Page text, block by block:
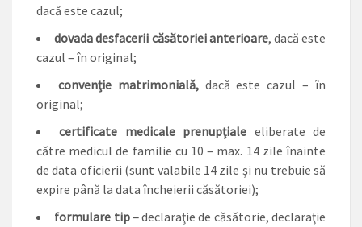
dacă este cazul;
dovada desfacerii căsătoriei anterioare, dacă este
cazul – în original;
convenţie matrimonială, dacă este cazul – în
original;
certificate medicale prenupţiale eliberate de
către medicul de familie cu 10 – max. 14 zile înainte
de data oficierii (sunt valabile 14 zile şi nu trebuie să
expire până la data încheierii căsătoriei);
formulare tip –declaraţie de căsătorie, declaraţie